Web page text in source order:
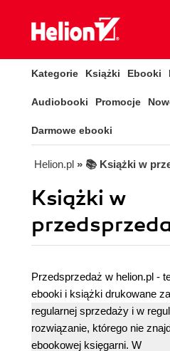
Kategorie Książki Ebooki
Audiobooki Promocje
Darmowe ebooki
Helion.pl » 📚 Książki w
Książki w
Przedsprzedaż w helion.pl -
ebooki i książki drukowane
regularnej sprzedaży i w
rozwiązanie, którego nie
ebookowej księgarni. W